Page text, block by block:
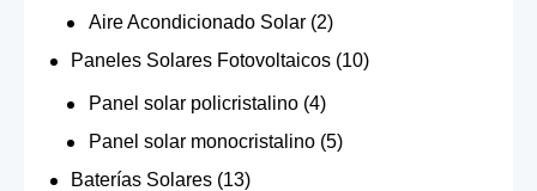
Aire Acondicionado Solar (2)
Paneles Solares Fotovoltaicos (10)
Panel solar policristalino (4)
Panel solar monocristalino (5)
Baterías Solares (13)